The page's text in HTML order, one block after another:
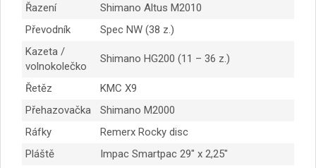
Řazení
Shimano Altus M2010
Převodník
Spec NW (38 z.)
Kazeta /
volnokolečko
Shimano HG200 (11 – 36 z.)
Řetěz
KMC X9
Přehazovačka
Shimano M2000
Ráfky
Remerx Rocky disc
Pláště
Impac Smartpac 29″ x 2,25″